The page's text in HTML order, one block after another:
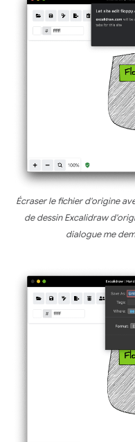
Écraser le fichier d'origine
de dessin Excalidraw
dialogue me